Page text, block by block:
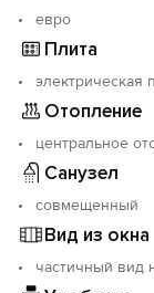
евро
Плита
электрическая
Отопление
центральное
Санузел
совмещенный
Вид из окна
частичный вид